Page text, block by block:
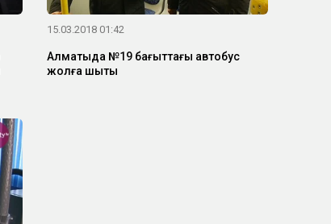
15.03.2018 01:42
Алматыда №19 бағыттағы автобус
жолға шықты